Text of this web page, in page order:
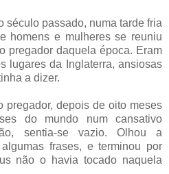
numa tarde fria
homens e mulheres se reuniu
pregador daquela época. Eram
lugares da Inglaterra, ansiosas
a dizer.
de oito meses
do mundo num cansativo
sentia-se vazio. Olhou a
frases, e terminou por
não o havia tocado naquela